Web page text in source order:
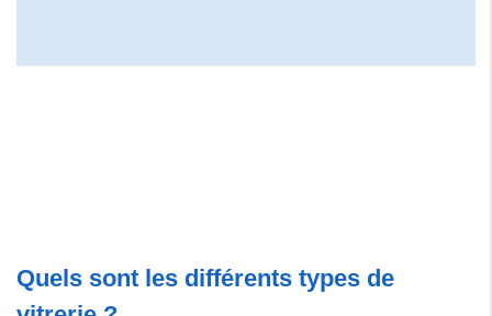
Quels sont les différents types de